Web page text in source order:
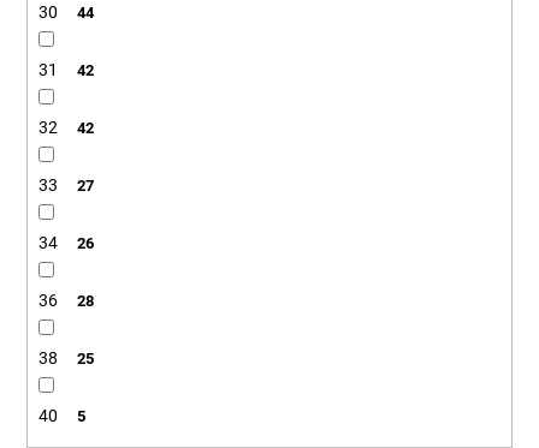
30 44
31 42
32 42
33 27
34 26
36 28
38 25
40 5